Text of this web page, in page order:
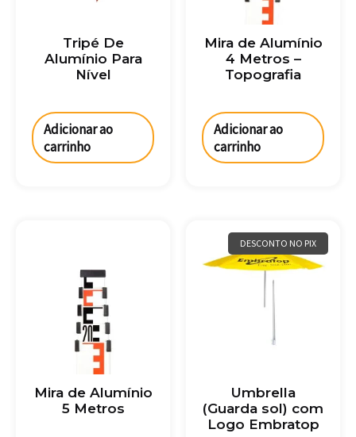
Tripé De
Alumínio Para
Nível
Adicionar ao
carrinho
Mira de Alumínio
4 Metros –
Topografia
Adicionar ao
carrinho
Mira de Alumínio
5 Metros
Umbrella
(Guarda sol) com
Logo Embratop
DESCONTO NO PIX